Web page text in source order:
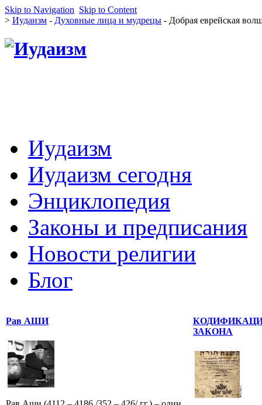
Skip to Navigation Skip to Content
> Иудаизм - Духовные лица и мудрецы - Добрая еврейская
Иудаизм
Иудаизм сегодня
Энциклопедия
Законы и предписания
Новости религии
Блог
Рав АШИ
ЗАКОНА